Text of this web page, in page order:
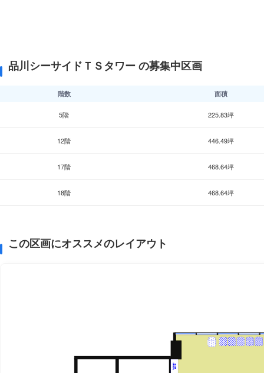
品川シーサイドＴＳタワー の募集中区画
階数 面積
5階 225.83坪
12階 446.49坪
17階 468.64坪
18階 468.64坪
この区画にオススメのレイアウト